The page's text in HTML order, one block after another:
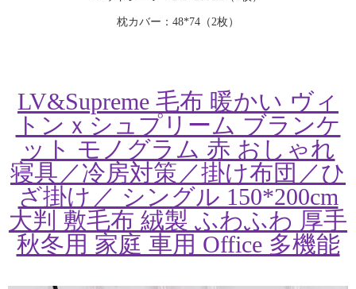
枕カバー：48*74（2枚）
LV&Supreme 毛布 暖かい ヴィ
トンｘシュプリーム ブランケ
ット モノグラム 赤 おしゃれ
寝具／冷房対策／掛け布団／ひ
ざ掛け／ シングル 150*200cm
大判 敷毛布 絨製 ふわふわ 厚手
秋冬用 家庭 車用 Office 多機能